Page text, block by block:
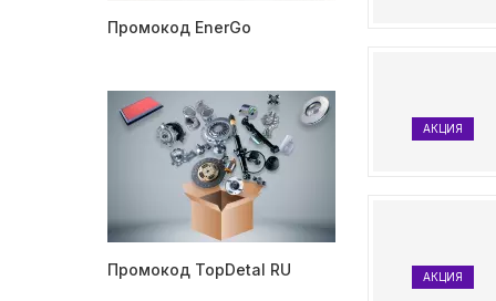
Промокод EnerGo
Промокод TopDetal RU
АКЦИЯ
АКЦИЯ